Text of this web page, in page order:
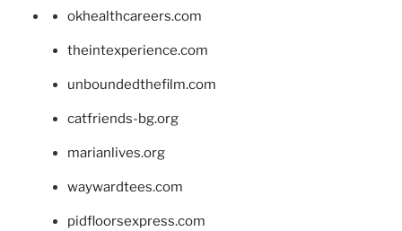
okhealthcareers.com
theintexperience.com
unboundedthefilm.com
catfriends-bg.org
marianlives.org
waywardtees.com
pidfloorsexpress.com